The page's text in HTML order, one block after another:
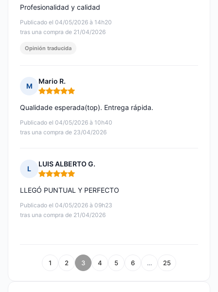
Publicado el 04/05/2026 à 14h20
tras una compra de 21/04/2026
Profesionalidad y calidad
Opinión traducida
M
Mario R.
Nota: 5 de 5
Publicado el 04/05/2026 à 10h40
tras una compra de 23/04/2026
Qualidade esperada(top). Entrega rápida.
L
LUIS ALBERTO G.
Nota: 5 de 5
Publicado el 04/05/2026 à 09h23
tras una compra de 21/04/2026
LLEGÓ PUNTUAL Y PERFECTO
1 2 3 4 5 6 … 25